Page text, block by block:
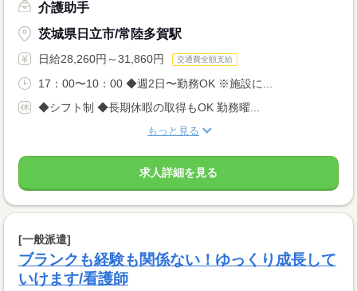
介護助手
茨城県日立市/常陸多賀駅
日給28,260円～31,860円 交通費全額支給
17：00〜10：00 ◆週2日〜勤務OK ※施設に...
◆シフト制 ◆長期休暇の取得もOK 勤務曜...
もっと見る
求人詳細を見る
[一般派遣]
ブランクも経験も関係ない！ゆっくり成長して
いけます/看護師